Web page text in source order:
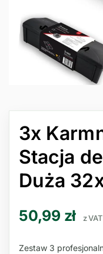
3x
Stacja
Duża
50,99 zł z VAT
Zestaw 3